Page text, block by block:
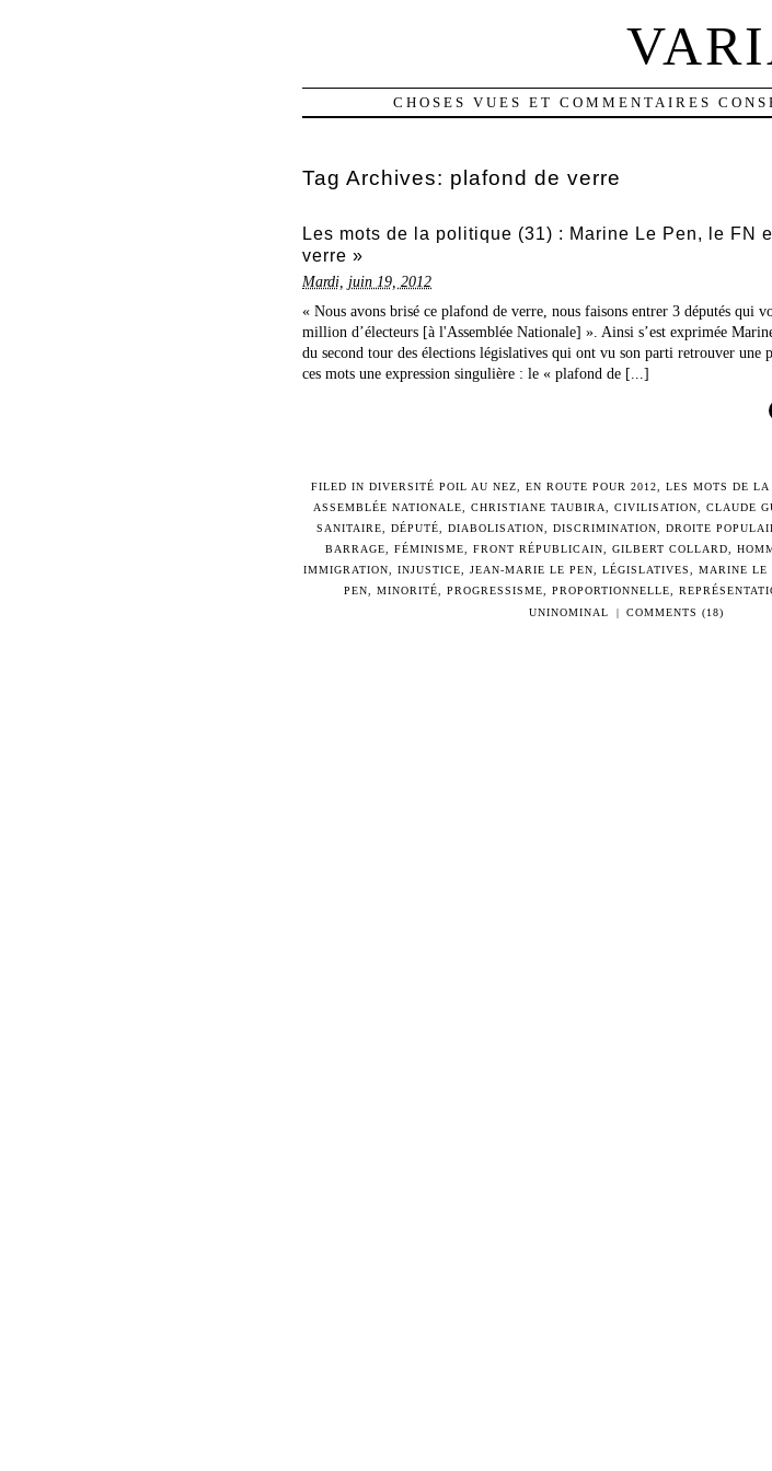
CHOSES VUES ET COMMENTAIRES
Tag Archives: plafond de verre
Les mots de la politique (31) : Marine Le Pen, le FN
verre »
Mardi, juin 19, 2012
« Nous avons brisé ce plafond de verre, nous faisons entrer 3 députés qui
million d’électeurs [à l'Assemblée Nationale] ». Ainsi s’est exprimée
du second tour des élections législatives qui ont vu son parti retrouver une
ces mots une expression singulière : le « plafond de [...]
FILED IN DIVERSITÉ POIL AU NEZ EN ROUTE POUR 2012 LES MOTS DE LA
ASSEMBLÉE NATIONALE
CHRISTIANE TAUBIRA CIVILISATION CLAUDE
SANITAIRE
DÉPUTÉ DIABOLISATION DISCRIMINATION DROITE
BARRAGE
FÉMINISME FRONT RÉPUBLICAIN GILBERT COLLARD
IMMIGRATION
INJUSTICE JEAN-MARIE LE PEN LÉGISLATIVES MARINE LE
PEN
MINORITÉ PROGRESSISME PROPORTIONNELLE
UNINOMINAL
| COMMENTS (18)